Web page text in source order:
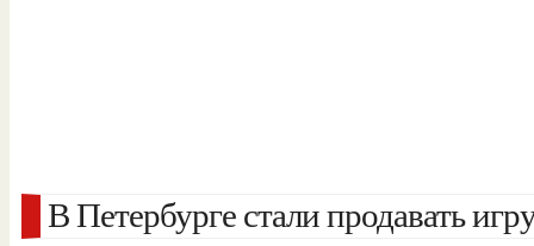
В Петербурге стали продавать